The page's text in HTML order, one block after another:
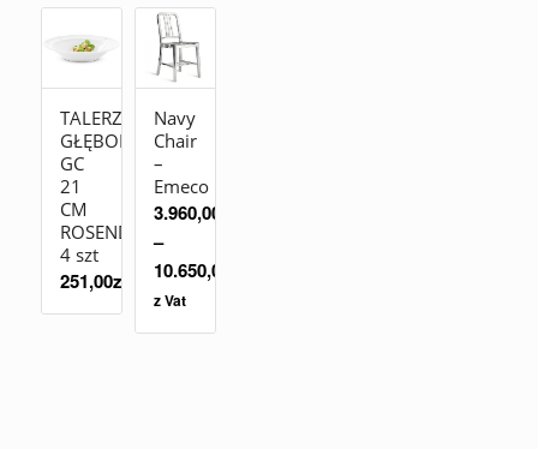
TALERZ
GŁĘBOKI
GC
21
CM
ROSENDAHL
4 szt
251,00zł
Navy
Chair
–
Emeco
3.960,00
–
10.650,00
z Vat